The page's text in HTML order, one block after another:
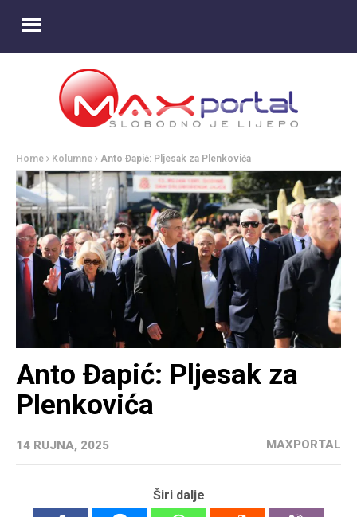
Home Kolumne Anto Đapić: Pljesak za Plenkovića
Anto Đapić: Pljesak za
Plenkovića
14 RUJNA, 2025 MAXPORTAL
Širi dalje